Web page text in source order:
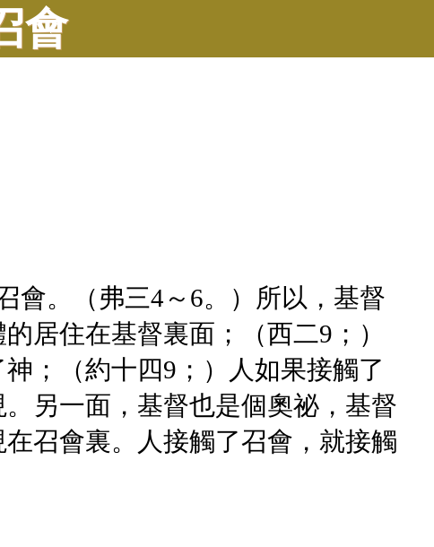
會
會。（弗三4～6。）所以，基督
居住在基督裏面；（西二9；）
；（約十四9；）人如果接觸了
另一面，基督也是個奧祕，基督
召會裏。人接觸了召會，就接觸